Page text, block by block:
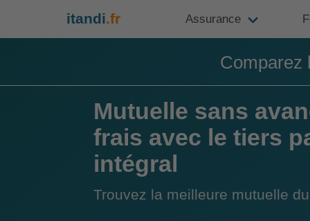
itandi.fr Assurance
Comparez
Mutuelle sans
frais avec le tiers
intégral
Trouvez la meilleure mutuelle